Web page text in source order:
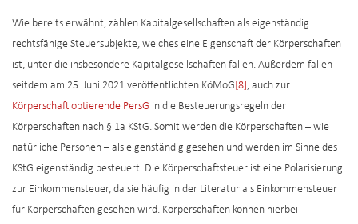
Wie bereits erwähnt, zählen Kapitalgesellschaften als eigenständig
rechtsfähige Steuersubjekte, welches eine Eigenschaft der Körperschaften
ist, unter die insbesondere Kapitalgesellschaften fallen. Außerdem fallen
seitdem am 25. Juni 2021 veröffentlichten KöMoG [8] , auch zur
Körperschaft optierende PersG in die Besteuerungsregeln der
Körperschaften nach § 1a KStG. Somit werden die Körperschaften – wie
natürliche Personen – als eigenständig gesehen und werden im Sinne des
KStG eigenständig besteuert. Die Körperschaftsteuer ist eine Polarisierung
zur Einkommensteuer, da sie häufig in der Literatur als Einkommensteuer
für Körperschaften gesehen wird. Körperschaften können hierbei